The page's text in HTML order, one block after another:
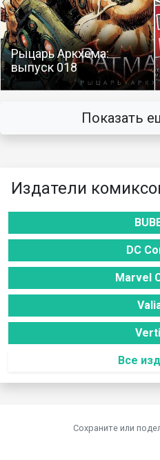
Рыцарь Аркхема:
выпуск 018
Показать
Издатели
DC
Marvel
Все
Сохраните или